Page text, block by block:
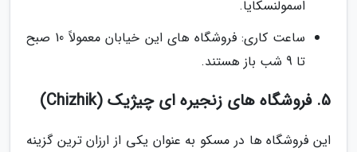
اسمولنسکایا.
ساعت کاری: فروشگاه های این خیابان معمولاً 10 صبح
تا 9 شب باز هستند.
5. فروشگاه های زنجیره ای چیژیک (Chizhik)
این فروشگاه ها در مسکو به عنوان یکی از ارزان ترین گزینه